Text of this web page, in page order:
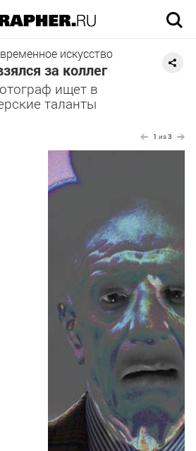
искусство
за коллег
ищет в
таланты
1 из3